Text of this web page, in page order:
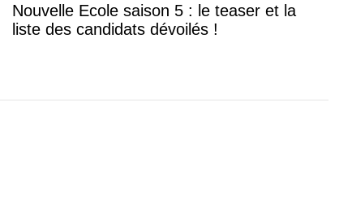
Nouvelle Ecole saison 5 : le teaser et la
liste des candidats dévoilés !